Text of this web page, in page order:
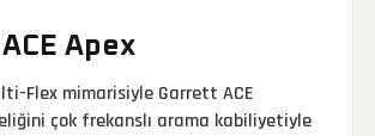
Apex
Flex mimarisiyle Garrett ACE
çok frekanslı arama kabiliyetiyle